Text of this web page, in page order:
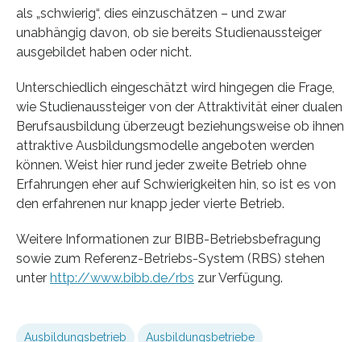
als „schwierig“, dies einzuschätzen – und zwar
unabhängig davon, ob sie bereits Studienaussteiger
ausgebildet haben oder nicht.
Unterschiedlich eingeschätzt wird hingegen die Frage,
wie Studienaussteiger von der Attraktivität einer dualen
Berufsausbildung überzeugt beziehungsweise ob ihnen
attraktive Ausbildungsmodelle angeboten werden
können. Weist hier rund jeder zweite Betrieb ohne
Erfahrungen eher auf Schwierigkeiten hin, so ist es von
den erfahrenen nur knapp jeder vierte Betrieb.
Weitere Informationen zur BIBB-Betriebsbefragung
sowie zum Referenz-Betriebs-System (RBS) stehen
unter http://www.bibb.de/rbs zur Verfügung.
Ausbildungsbetrieb Ausbildungsbetriebe